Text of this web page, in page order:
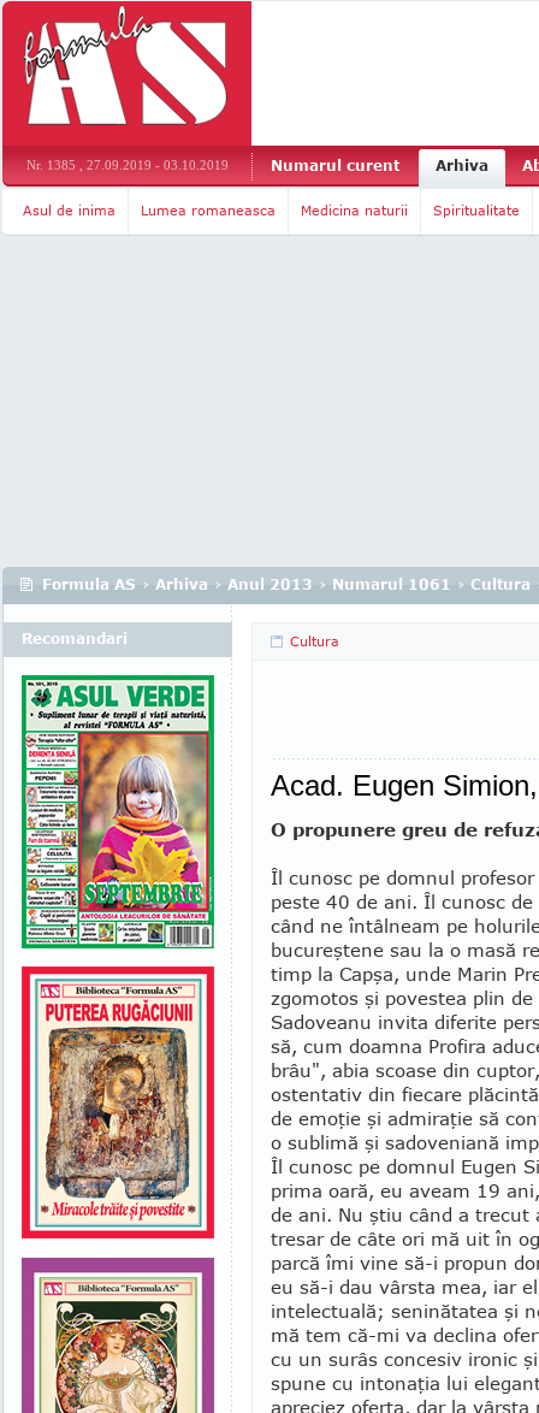
Nr. 1385 , 27.09.2019 - 03.10.2019 Numarul curent Arhiva
Asul de inima Lumea romaneasca Medicina naturii Spiritualitate
Formula AS › Arhiva › Anul 2013 › Numarul 1061 › Cultura
Cultura
Acad. Eugen
O propunere greu de
Îl cunosc pe domnul
peste 40 de ani. Îl cunosc de
când ne întâlneam pe
bucu­reştene sau la o masă
timp la Capşa, unde Marin
zgomotos şi povestea plin
Sadoveanu in­­vi­ta diferite
să, cum doamna Pro­fira
brâu", abia scoase din
ostentativ din fiecare
de emoţie şi admiraţie să
o sublimă şi sado­veniană
Îl cunosc pe domnul Eugen
prima oară, eu aveam 19
de ani. Nu ştiu când a trecut
tresar de câte ori mă uit în
parcă îmi vine să-i propun
eu să-i dau vârsta mea, iar
intelectuală; se­ni­nătatea şi
mă tem că-mi va declina
cu un surâs concesiv ironic
spune cu intonaţia lui
apreciez oferta, dar la
Recomandari